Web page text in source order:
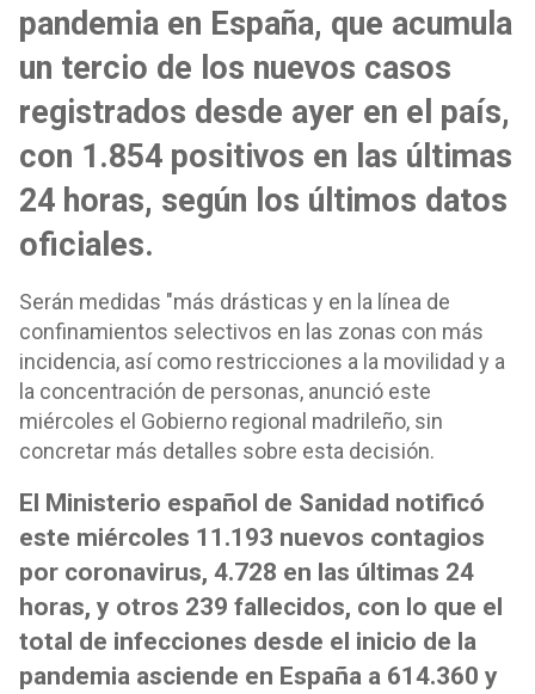
pandemia en España, que acumula
un tercio de los nuevos casos
registrados desde ayer en el país,
con 1.854 positivos en las últimas
24 horas, según los últimos datos
oficiales.
Serán medidas "más drásticas y en la línea de
confinamientos selectivos en las zonas con más
incidencia, así como restricciones a la movilidad y a
la concentración de personas, anunció este
miércoles el Gobierno regional madrileño, sin
concretar más detalles sobre esta decisión.
El Ministerio español de Sanidad notificó
este miércoles 11.193 nuevos contagios
por coronavirus, 4.728 en las últimas 24
horas, y otros 239 fallecidos, con lo que el
total de infecciones desde el inicio de la
pandemia asciende en España a 614.360 y